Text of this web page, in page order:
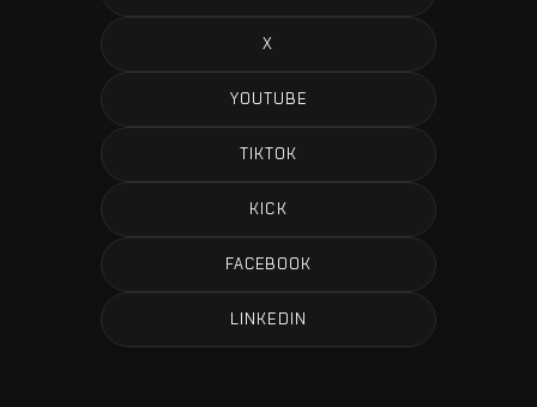
X
YOUTUBE
TIKTOK
KICK
FACEBOOK
LINKEDIN